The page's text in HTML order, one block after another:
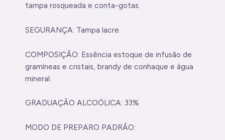
tampa rosqueada e conta-gotas.
SEGURANÇA: Tampa lacre.
COMPOSIÇÃO: Essência estoque de infusão de
gramíneas e cristais, brandy de conhaque e água
mineral.
GRADUAÇÃO ALCOÓLICA: 33%
MODO DE PREPARO PADRÃO: